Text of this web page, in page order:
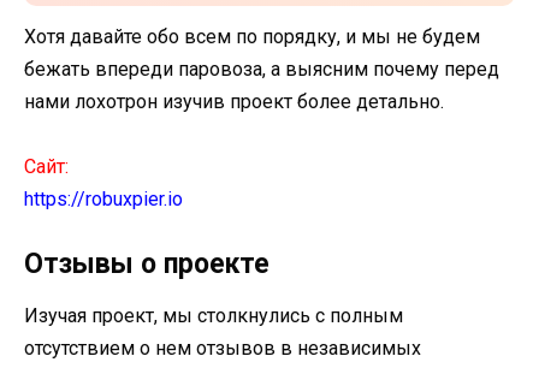
Хотя давайте обо всем по порядку, и мы не будем
бежать впереди паровоза, а выясним почему перед
нами лохотрон изучив проект более детально.
Сайт:
https://robuxpier.io
Отзывы о проекте
Изучая проект, мы столкнулись с полным
отсутствием о нем отзывов в независимых